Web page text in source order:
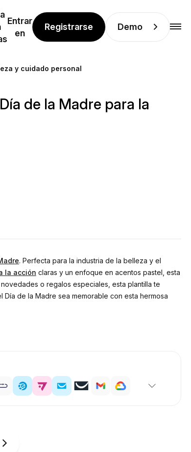
Entrar
en
Registrarse Demo
y cuidado personal
de la Madre para la
. Perfecta para la industria de la belleza y el
la acción claras y un enfoque en acentos pastel, esta
o regalos especiales, esta plantilla te
de la Madre sea memorable con esta hermosa